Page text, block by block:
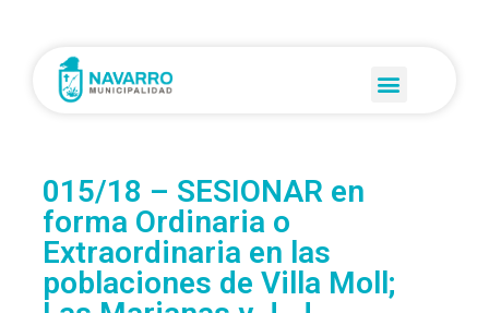
015/18 – SESIONAR en
forma Ordinaria o
Extraordinaria en las
poblaciones de Villa Moll;